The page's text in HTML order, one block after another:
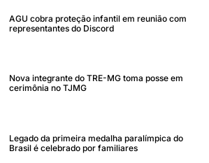
AGU cobra proteção infantil em reunião com
representantes do Discord
Nova integrante do TRE-MG toma posse em
cerimônia no TJMG
Legado da primeira medalha paralímpica do
Brasil é celebrado por familiares